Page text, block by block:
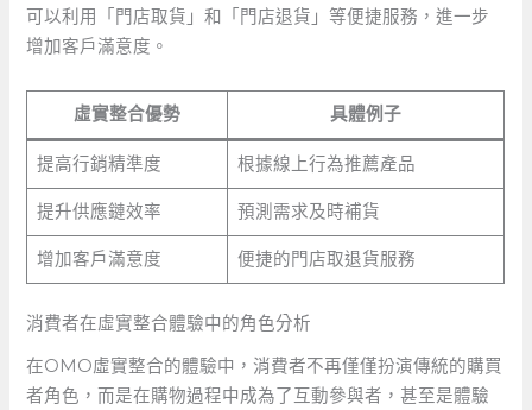
可以利用「門店取貨」和「門店退貨」等便捷服務，進一步
增加客戶滿意度。
虛實整合優勢 具體例子
提高行銷精準度 根據線上行為推薦產品
提升供應鏈效率 預測需求及時補貨
增加客戶滿意度 便捷的門店取退貨服務
消費者在虛實整合體驗中的角色分析
在OMO虛實整合的體驗中，消費者不再僅僅扮演傳統的購買
者角色，而是在購物過程中成為了互動參與者，甚至是體驗